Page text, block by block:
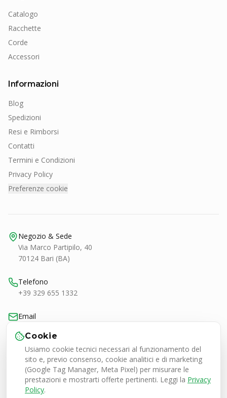
Catalogo
Racchette
Corde
Accessori
Informazioni
Blog
Spedizioni
Resi e Rimborsi
Contatti
Termini e Condizioni
Privacy Policy
Preferenze cookie
Negozio & Sede
Via Marco Partipilo, 40
70124 Bari (BA)
Telefono
+39 329 655 1332
Email
Orari
Lun-Ven 9:00-20:30
Sab 9:00-13:00 / 16:30-20:30
Cookie
Usiamo cookie tecnici necessari al funzionamento del
sito e, previo consenso, cookie analitici e di marketing
(Google Tag Manager, Meta Pixel) per misurare le
prestazioni e mostrarti offerte pertinenti. Leggi la Privacy
Policy.